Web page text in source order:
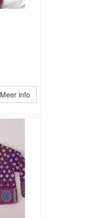
Meer info